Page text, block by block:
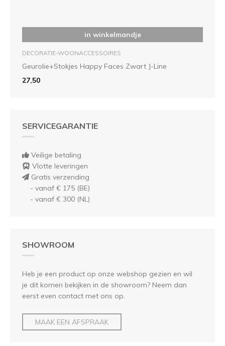
in winkelmandje
DECORATIE-WOONACCESSOIRES
Geurolie+Stokjes Happy Faces Zwart J-Line
27,50
SERVICEGARANTIE
Veilige betaling
Vlotte leveringen
Gratis verzending
- vanaf € 175 (BE)
- vanaf € 300 (NL)
SHOWROOM
Heb je een product op onze webshop gezien en wil
je dit komen bekijken in de showroom? Neem dan
eerst even contact met ons op.
MAAK EEN AFSPRAAK